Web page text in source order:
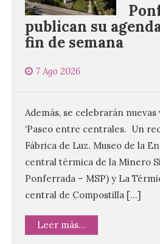
publican su
fin de semana
7 Ago 2026
Además, se celebrarán nuevas
‘Paseo entre centrales. Un
Fábrica de Luz. Museo de la
central térmica de la Minero
Ponferrada – MSP) y La
central de Compostilla […]
Leer más...